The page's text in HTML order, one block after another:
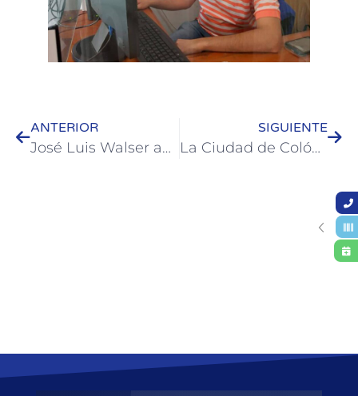
ANTERIOR
José Luis Walser anunció las obras proyectadas para este 2021
SIGUIENTE
La Ciudad de Colón fue sede de dos fechas del Tour Entre Ríos de Footgolf